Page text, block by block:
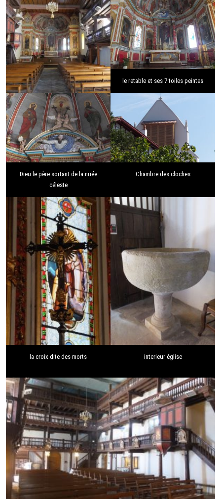
le retable et ses 7 toiles peintes
Dieu le père sortant de la nuée
céleste
Chambre des cloches
la croix dite des morts interieur église